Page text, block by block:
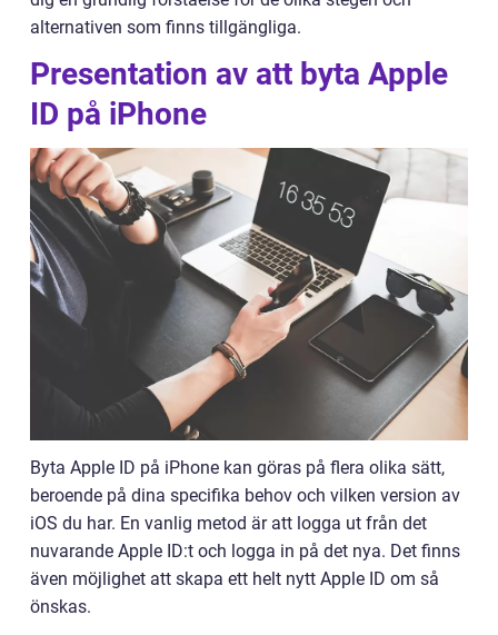
alternativen som finns tillgängliga.
Presentation av att byta Apple
ID på iPhone
Byta Apple ID på iPhone kan göras på flera olika sätt,
beroende på dina specifika behov och vilken version av
iOS du har. En vanlig metod är att logga ut från det
nuvarande Apple ID:t och logga in på det nya. Det finns
även möjlighet att skapa ett helt nytt Apple ID om så
önskas.